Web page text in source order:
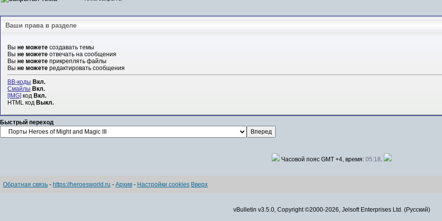
Ваши права в разделе
Выне можете создавать темы
Выне можете отвечать на сообщения
Выне можете прикреплять файлы
Выне можете редактировать сообщения
BB-коды Вкл.
Смайлы Вкл.
[IMG] код Вкл.
HTML код Выкл.
Быстрый переход
Часовой пояс GMT +4, время: 05:18
Обратная связь - https://heroesworld.ru - Архив - Настройки cookies Вверх
vBulletin v3.5.0, Copyright ©2000-2026, Jelsoft Enterprises Ltd. (Русский)